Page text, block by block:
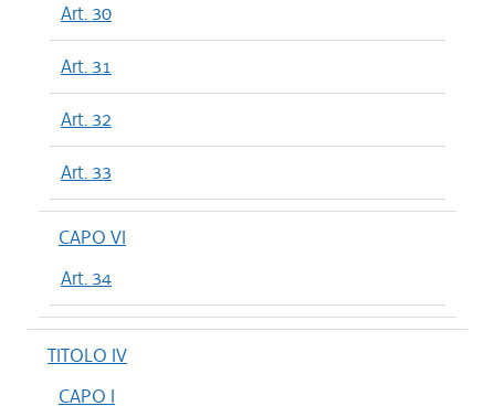
Art. 30
Art. 31
Art. 32
Art. 33
CAPO VI
Art. 34
TITOLO IV
CAPO I